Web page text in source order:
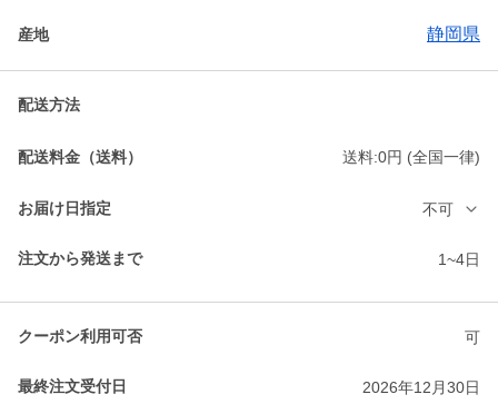
産地 静岡県
配送方法
配送料金（送料） 送料:0円 (全国一律)
お届け日指定 不可
注文から発送まで 1~4日
クーポン利用可否 可
最終注文受付日 2026年12月30日